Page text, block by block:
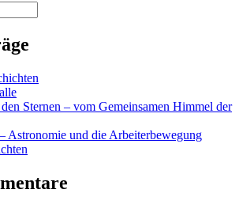
Sternen – vom Gemeinsamen Himmel der
Astronomie und die Arbeiterbewegung